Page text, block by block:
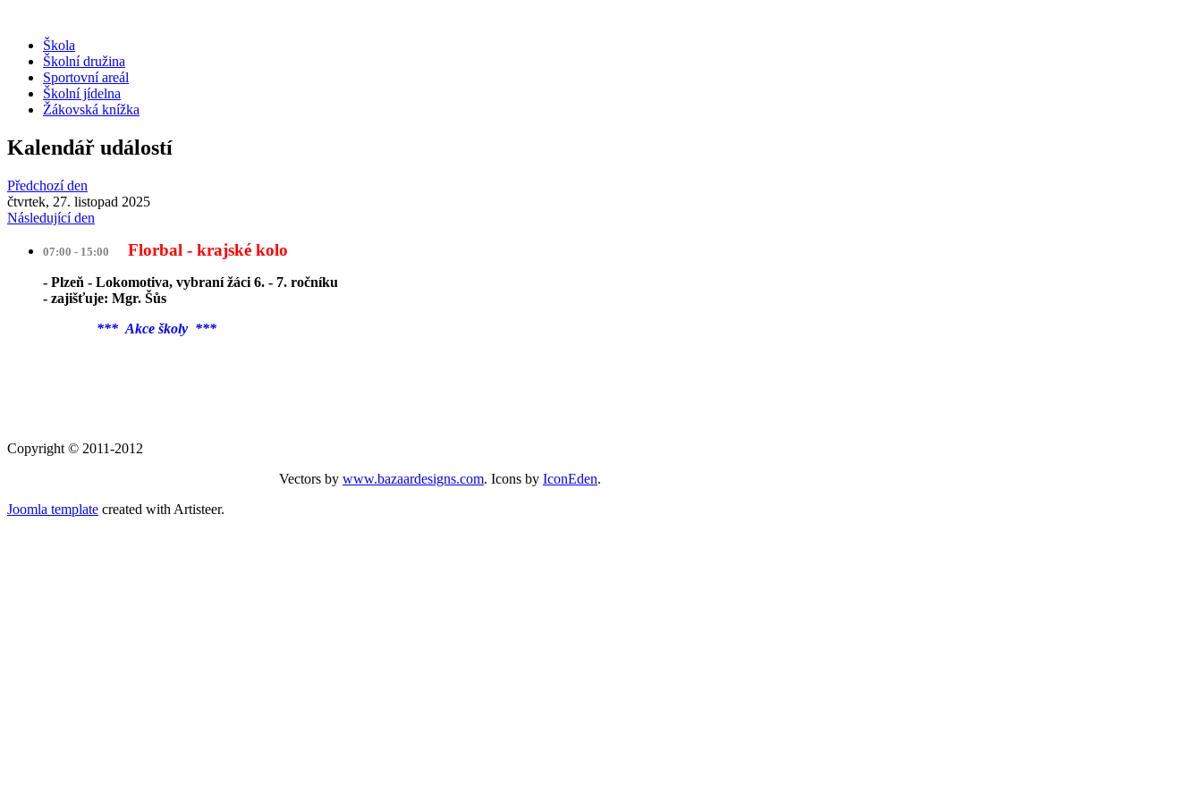
Škola
Školní družina
Sportovní areál
Školní jídelna
Žákovská knížka
Kalendář událostí
Předchozí den
čtvrtek, 27. listopad 2025
Následující den
07:00 - 15:00 Florbal - krajské kolo
- Plzeň - Lokomotiva, vybraní žáci 6. - 7. ročníku
- zajišťuje: Mgr. Šůs
*** Akce školy ***
Copyright © 2011-2012
Vectors by www.bazaardesigns.com. Icons by IconEden.
Joomla template created with Artisteer.